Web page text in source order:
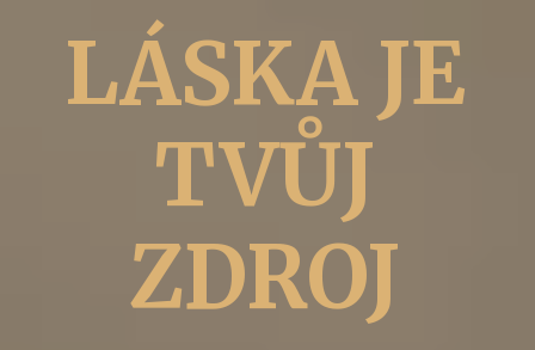
LÁSKA JE
TVŮJ
ZDROJ